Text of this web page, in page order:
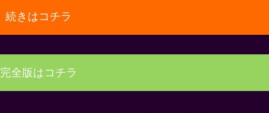
続きはコチラ
完全版はコチラ